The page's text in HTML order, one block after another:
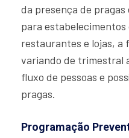
da presença de
para estabelecimentos
restaurantes e lojas, a
variando de trimestral
fluxo de pessoas e
pragas.
Programação